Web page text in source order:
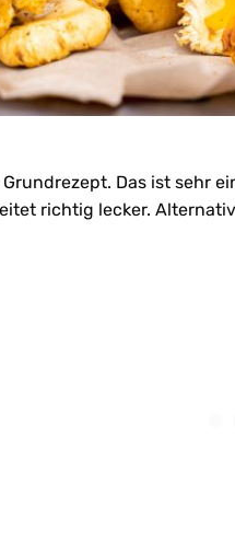
Grundrezept. Das ist sehr
richtig lecker.